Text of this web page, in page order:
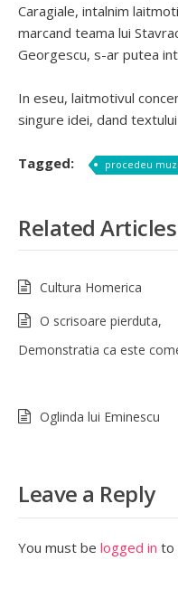
Caragiale, intalnim
marcand teama lui
Georgescu, s-ar putea
In eseu, laitmotivul
singure idei, dand
Tagged: procedeu
Related Articles
Cultura Homerica
O scrisoare pierduta,
Demonstratia ca este
Oglinda lui Eminescu
Leave a Reply
You must be logged in to